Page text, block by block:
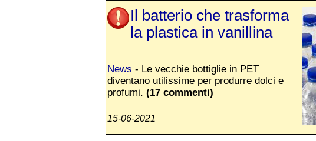
Il batterio che trasforma
la plastica in vanillina
News - Le vecchie bottiglie in PET
diventano utilissime per produrre dolci e
profumi. (17 commenti)
15-06-2021